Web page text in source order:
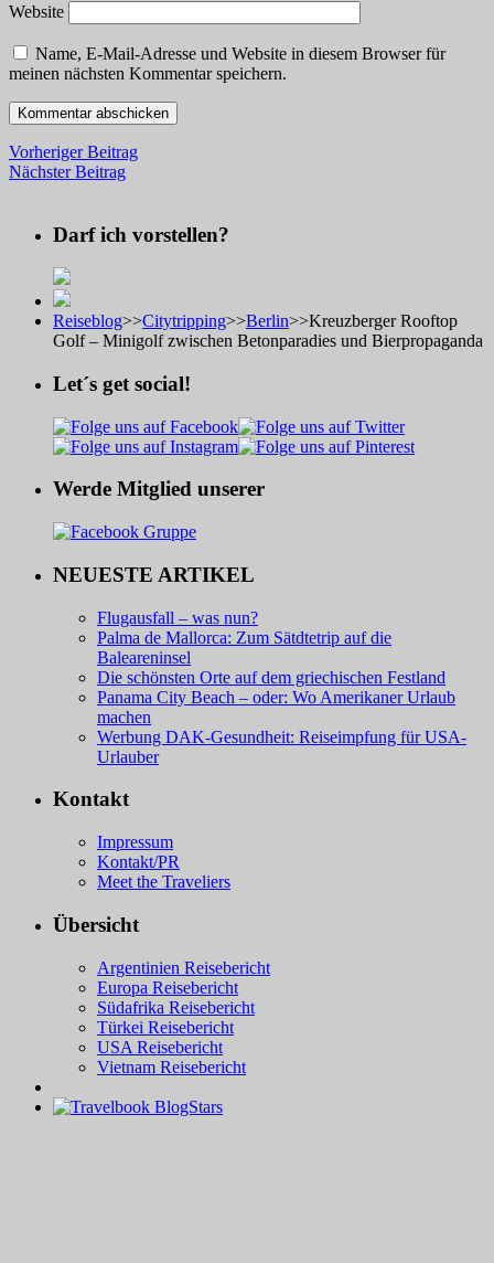
Website
Name, E-Mail-Adresse und Website in diesem Browser für
meinen nächsten Kommentar speichern.
Vorheriger Beitrag
Nächster Beitrag
Darf ich vorstellen?
Reiseblog>>Citytripping>>Berlin>>Kreuzberger Rooftop
Golf – Minigolf zwischen Betonparadies und Bierpropaganda
Let´s get social!
Werde Mitglied unserer
NEUESTE ARTIKEL
Flugausfall – was nun?
Palma de Mallorca: Zum Sätdtetrip auf die
Baleareninsel
Die schönsten Orte auf dem griechischen Festland
Panama City Beach – oder: Wo Amerikaner Urlaub
machen
Werbung DAK-Gesundheit: Reiseimpfung für USA-
Urlauber
Kontakt
Impressum
Kontakt/PR
Meet the Traveliers
Übersicht
Argentinien Reisebericht
Europa Reisebericht
Südafrika Reisebericht
Türkei Reisebericht
USA Reisebericht
Vietnam Reisebericht